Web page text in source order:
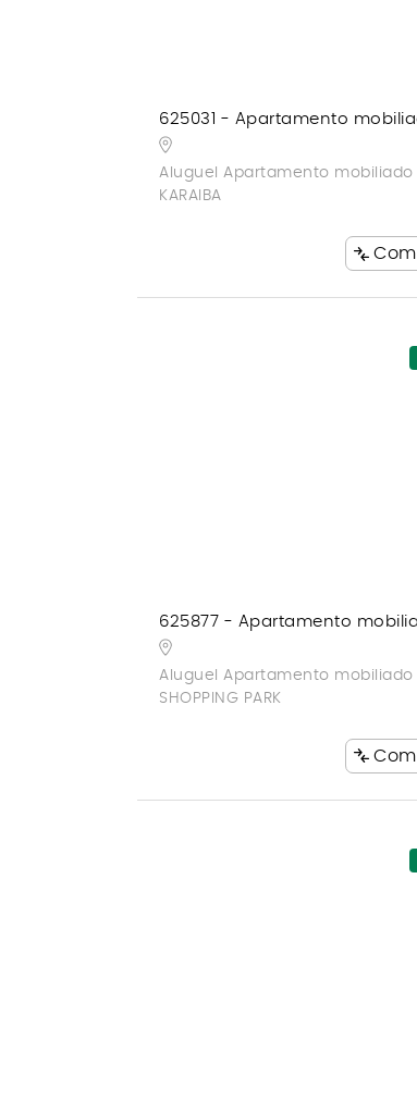
625031 - Apartamento
Aluguel Apartamento mobiliado
KARAIBA
625877 - Apartamento
Aluguel Apartamento mobiliado
SHOPPING PARK